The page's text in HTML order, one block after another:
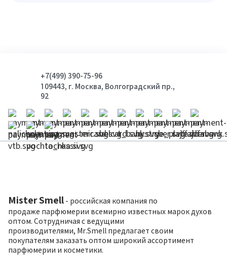
+7(499) 390-75-96
109443, г. Москва, Волгоградский пр.,
92
Mister Smell - российская компания по
продаже парфюмерии всемирно известных марок духов
оптом. Сотрудничая с ведущими
производителями, Mr.Smell предлагает своим
покупателям заказать оптом широкий ассортимент
парфюмерии и косметики.